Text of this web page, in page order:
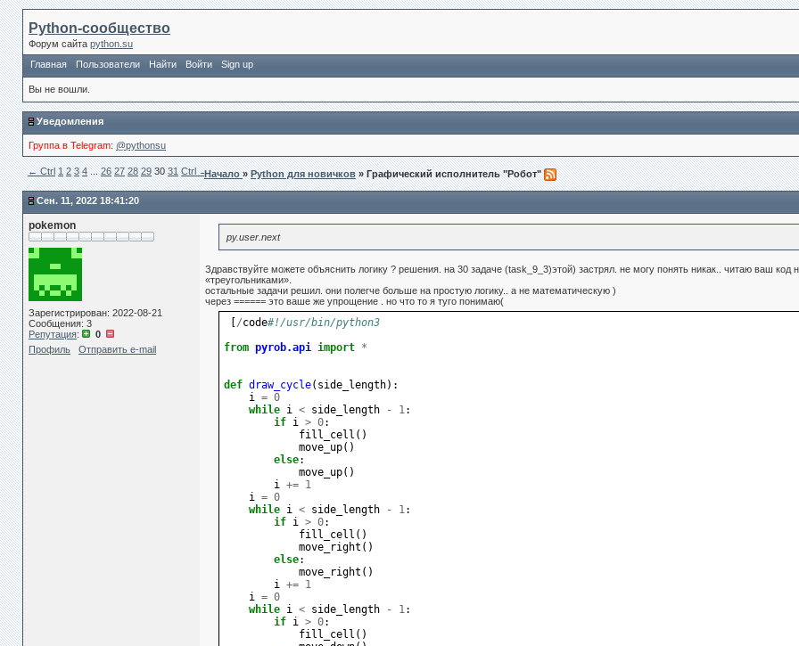
Python-сообщество
Форум сайта python.su
Главная
Пользователи Найти Войти Sign up
Вы не вошли.
Уведомления
Группа в Telegram: @pythonsu
← Сtrl 1 2 3 4...26 27 28 29 30 31 Ctrl →Начало»Python для новичков » Графический исполнитель "Робот"
Сен. 11, 2022 18:41:20
pokemon
Зарегистрирован: 2022-08-21
Сообщения: 3
Репутация:
0
Профиль
Отправить e-mail
py.user.next
Здравствуйте можете объяснить логику ? решения. на 30 задаче (task_9_3)этой) застрял. не могу понять никак.. читаю ваш код
«треугольниками».
остальные задачи решил. они полегче больше на простую логику.. а не математическую )
через ====== это ваше же упрощение . но что то я туго понимаю(
/code#!/usr/bin/python3
from pyrob.api import *
def draw_cycle( side_length):
i = 0
while i < side_length - 1:
if i > 0:
fill_cell ()
move_up()
else:
move_up()
i += 1
i = 0
while i < side_length - 1:
if i > 0:
fill_cell ()
move_right ()
else:
move_right ()
i += 1
i = 0
while i < side_length - 1:
if i > 0:
fill_cell ()